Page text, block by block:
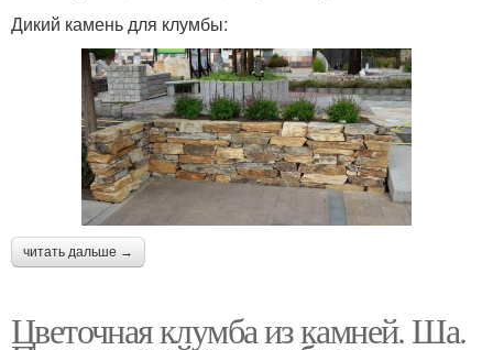
Дикий камень для клумбы:
читать дальше →
Цветочная клумба из камней. Ша.